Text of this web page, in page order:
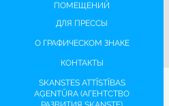
ПОМЕЩЕНИЙ
ДЛЯ ПРЕССЫ
О ГРАФИЧЕСКОМ ЗНАКЕ
КОНТАКТЫ
SKANSTES ATTĪSTĪBAS
AĢENTŪRA (АГЕНТСТВО